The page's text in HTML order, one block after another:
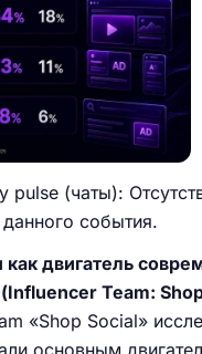
pulse (чаты):
события.
двигатель
Team:
«Shop Social»